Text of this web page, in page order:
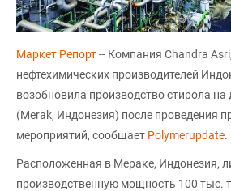
Маркет Репорт-- Компания Chandra
нефтехимических производителей
возобновила производство стирола
(Merak, Индонезия) после проведения
мероприятий, сообщает Polymerupdate.
Расположенная в Мераке, Индонезия,
производственную мощность 100 тыс.